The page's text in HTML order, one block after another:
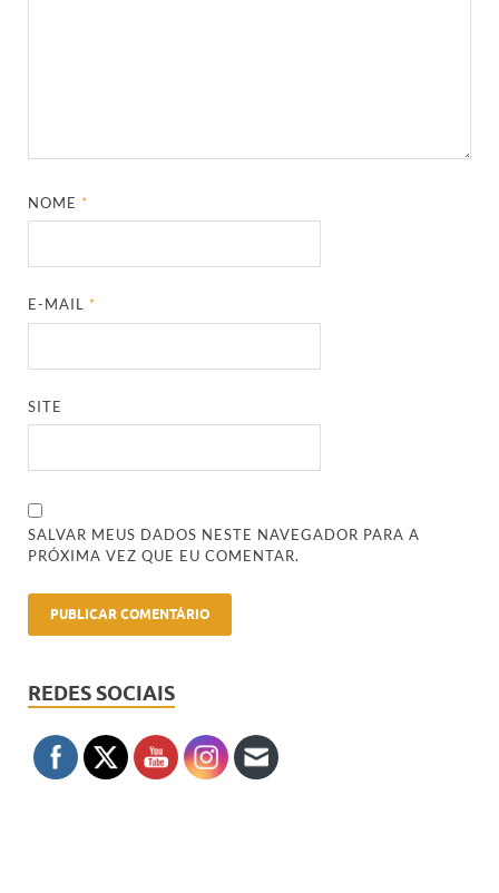
NOME*
E-MAIL*
SITE
SALVAR MEUS DADOS NESTE NAVEGADOR PARA A
PRÓXIMA VEZ QUE EU COMENTAR.
REDES SOCIAIS